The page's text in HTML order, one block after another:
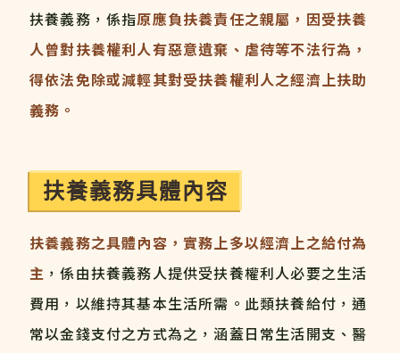
扶養義務，係指原應負扶養責任之親屬，因受扶養
人曾對扶養權利人有惡意遺棄、虐待等不法行為，
得依法免除或減輕其對受扶養權利人之經濟上扶助
義務。
扶養義務具體內容
扶養義務之具體內容，實務上多以經濟上之給付為
主 ，係由扶養義務人提供受扶養權利人必要之生活
費用，以維持其基本生活所需。此類扶養給付，通
常以金錢支付之方式為之，涵蓋日常生活開支、醫